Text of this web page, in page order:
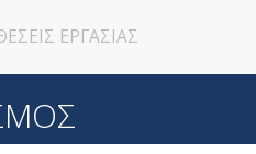
ΕΡΓΑΣΙΑΣ